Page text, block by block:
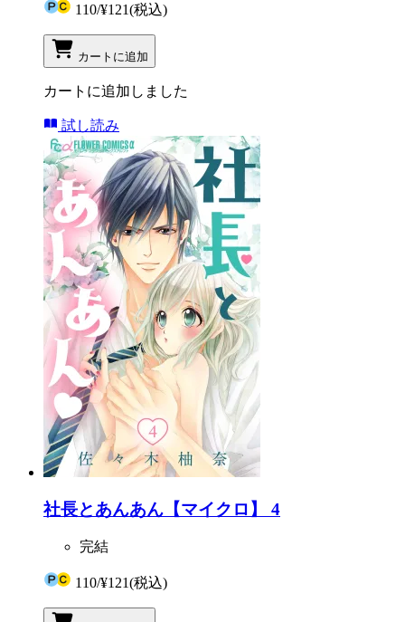
110/¥121(税込)
カートに追加
カートに追加しました
試し読み
社長とあんあん【マイクロ】 4
完結
110/¥121(税込)